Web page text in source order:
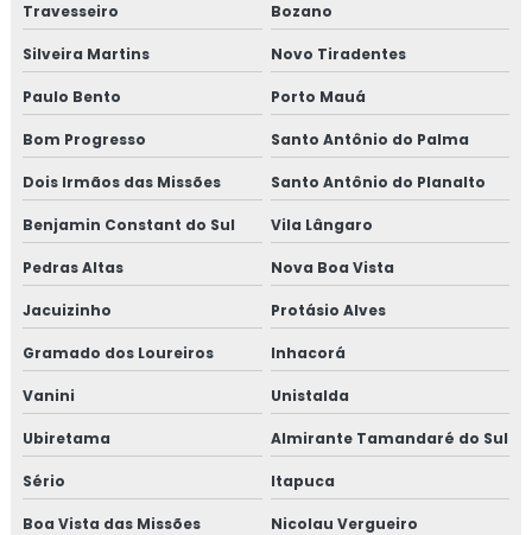
Travesseiro Bozano
Silveira Martins Novo Tiradentes
Paulo Bento Porto Mauá
Bom Progresso Santo Antônio do Palma
Dois Irmãos das Missões Santo Antônio do Planalto
Benjamin Constant do Sul Vila Lângaro
Pedras Altas Nova Boa Vista
Jacuizinho Protásio Alves
Gramado dos Loureiros Inhacorá
Vanini Unistalda
Ubiretama Almirante Tamandaré do Sul
Sério Itapuca
Boa Vista das Missões Nicolau Vergueiro